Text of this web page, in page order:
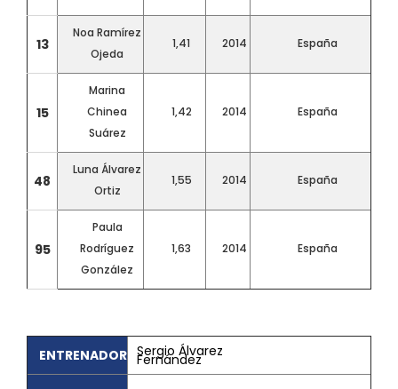
13
Noa Ramírez
Ojeda
1,41 2014 España
15
Marina
Chinea
Suárez
1,42 2014 España
48
Luna Álvarez
Ortiz
1,55 2014 España
95
Paula
Rodríguez
González
1,63 2014 España
ENTRENADOR Sergio Álvarez
Fernández